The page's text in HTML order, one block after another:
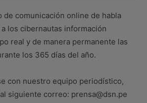
de comunicación online de habla
los cibernautas información
real y de manera permanente las
los 365 días del año.
con nuestro equipo periodístico,
siguiente correo: prensa@dsn.pe